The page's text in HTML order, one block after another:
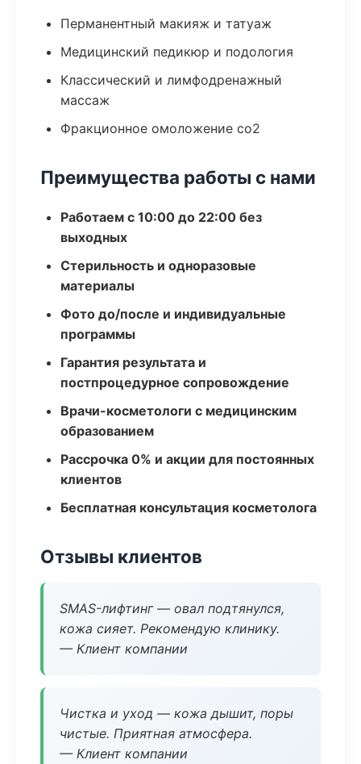
Перманентный макияж и татуаж
Медицинский педикюр и подология
Классический и лимфодренажный
массаж
Фракционное омоложение co2
Преимущества работы с нами
Работаем с 10:00 до 22:00 без
выходных
Стерильность и одноразовые
материалы
Фото до/после и индивидуальные
программы
Гарантия результата и
постпроцедурное сопровождение
Врачи-косметологи с медицинским
образованием
Рассрочка 0% и акции для постоянных
клиентов
Бесплатная консультация косметолога
Отзывы клиентов
SMAS-лифтинг — овал подтянулся,
кожа сияет. Рекомендую клинику.
— Клиент компании
Чистка и уход — кожа дышит, поры
чистые. Приятная атмосфера.
— Клиент компании